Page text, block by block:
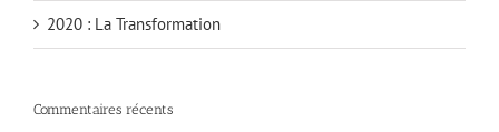
2020 : La Transformation
Commentaires récents